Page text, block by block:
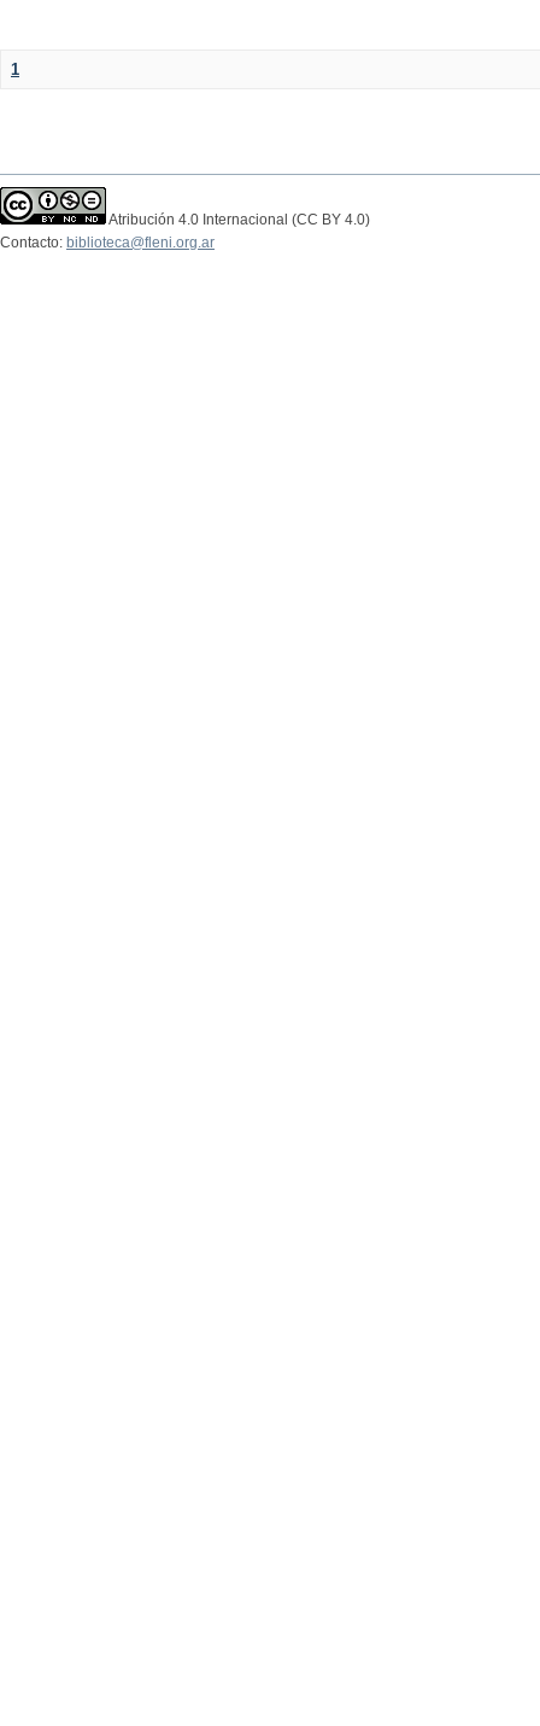
1
Atribución 4.0 Internacional (CC BY 4.0)
Contacto: biblioteca@fleni.org.ar